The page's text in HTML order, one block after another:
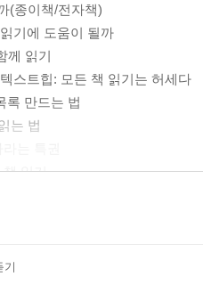
(종이책/전자책)
기에 도움이 될까
께 읽기
스트힙: 모든 책 읽기는 허세다
록 만드는 법
는 법
책 읽기
밖의 이야기들
기